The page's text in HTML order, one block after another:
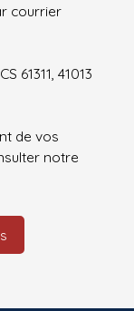
courrier
61311, 41013
de vos
notre